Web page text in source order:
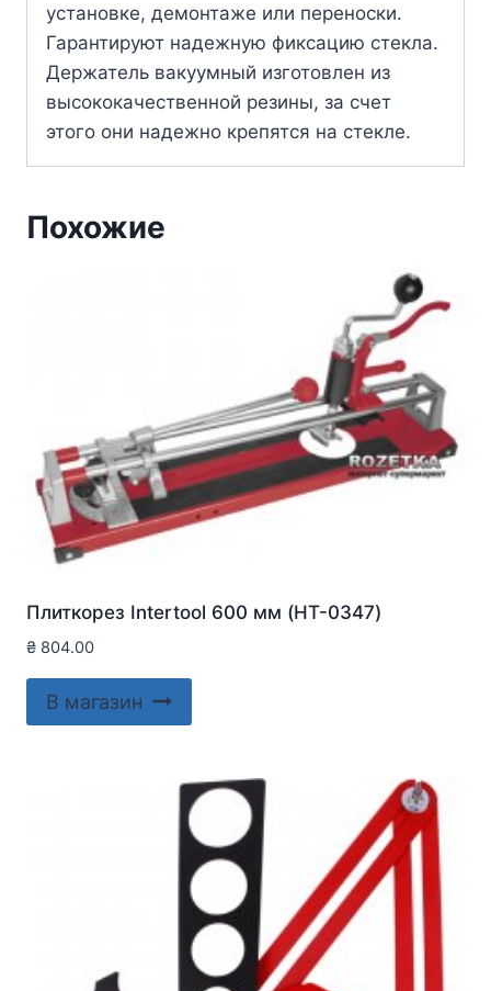
установке, демонтаже или переноски.
Гарантируют надежную фиксацию стекла.
Держатель вакуумный изготовлен из
высококачественной резины, за счет
этого они надежно крепятся на стекле.
Похожие
Плиткорез Intertool 600 мм (HT-0347)
₴ 804.00
В магазин